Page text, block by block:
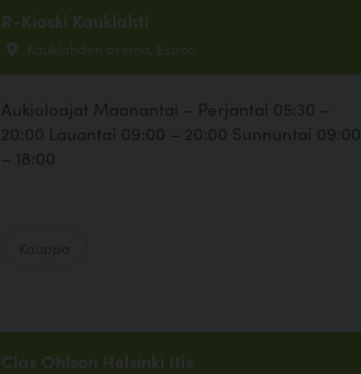
R-Kioski Kauklahti
Kauklahden asema, Espoo
Aukioloajat Maanantai – Perjantai 05:30 –
20:00 Lauantai 09:00 – 20:00 Sunnuntai 09:00
– 18:00
Clas Ohlson Helsinki Itis